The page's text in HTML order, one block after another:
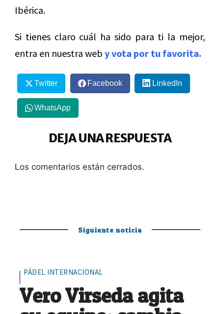
Ibérica.
Si tienes claro cuál ha sido para ti la mejor,
entra en nuestra web y vota por tu favorita.
Twitter Facebook LinkedIn
WhatsApp
DEJA UNA RESPUESTA
Los comentarios están cerrados.
Siguiente noticia
PÁDEL INTERNACIONAL
Vero Virseda agita